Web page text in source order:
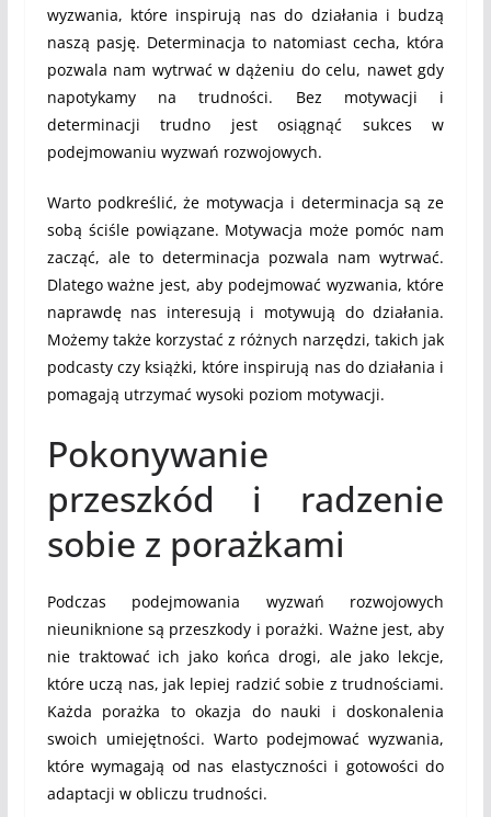
wyzwania, które inspirują nas do działania i budzą
naszą pasję. Determinacja to natomiast cecha, która
pozwala nam wytrwać w dążeniu do celu, nawet gdy
napotykamy na trudności. Bez motywacji i
determinacji trudno jest osiągnąć sukces w
podejmowaniu wyzwań rozwojowych.
Warto podkreślić, że motywacja i determinacja są ze
sobą ściśle powiązane. Motywacja może pomóc nam
zacząć, ale to determinacja pozwala nam wytrwać.
Dlatego ważne jest, aby podejmować wyzwania, które
naprawdę nas interesują i motywują do działania.
Możemy także korzystać z różnych narzędzi, takich jak
podcasty czy książki, które inspirują nas do działania i
pomagają utrzymać wysoki poziom motywacji.
Pokonywanie
przeszkód i radzenie
sobie z porażkami
Podczas podejmowania wyzwań rozwojowych
nieuniknione są przeszkody i porażki. Ważne jest, aby
nie traktować ich jako końca drogi, ale jako lekcje,
które uczą nas, jak lepiej radzić sobie z trudnościami.
Każda porażka to okazja do nauki i doskonalenia
swoich umiejętności. Warto podejmować wyzwania,
które wymagają od nas elastyczności i gotowości do
adaptacji w obliczu trudności.